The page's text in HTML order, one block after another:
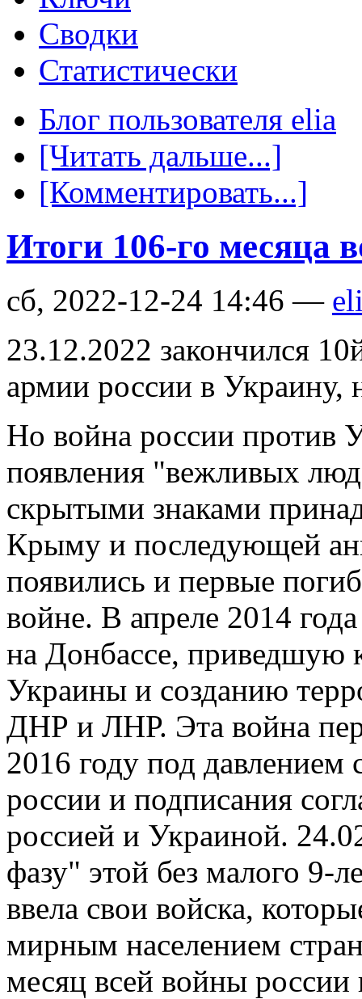
Сводки
Статистически
Блог пользователя elia
[Читать дальше...]
[Комментировать...]
Итоги 106-го месяца
сб, 2022-12-24 14:46 —
23.12.2022 закончился
армии россии в Украину,
Но война россии против
появления "вежливых
скрытыми знаками
Крыму и последующей
появились и первые
войне. В апреле 2014
на Донбассе, приведшую
Украины и созданию
ДНР и ЛНР. Эта война
2016 году под давлением
россии и подписания
россией и Украиной.
фазу" этой без малого 9-
ввела свои войска,
мирным населением
месяц всей войны